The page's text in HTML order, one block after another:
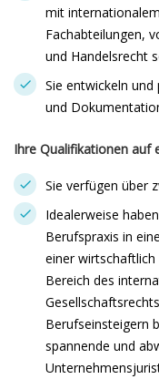
mit
Fachabteilungen,
und Handelsrecht
Sie entwickeln
und
Ihre Qualifikationen auf
Sie verfügen über
Idealerweise
Berufspraxis in
einer wirtschaftlich
Bereich des
Berufseinsteigern
spannende und